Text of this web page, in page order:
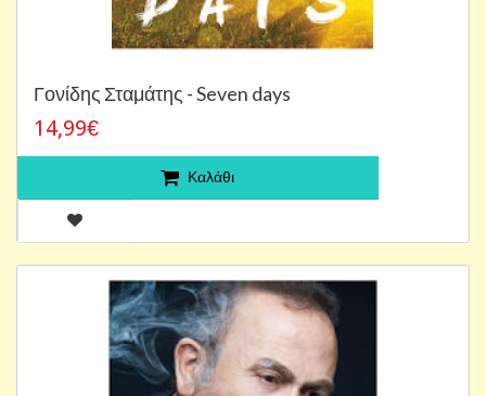
Γονίδης Σταμάτης - Seven days
14,99€
Καλάθι